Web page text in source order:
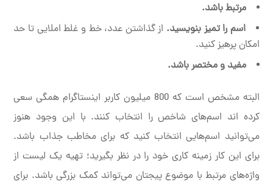
مرتبط باشد.
اسم را تمیز بنویسید. از گذاشتن عدد، خط و غلط املایی تا حد
امکان پرهیز کنید.
مفید و مختصر باشد.
البته مشخص است که 800 میلیون کاربر اینستاگرام همگی سعی
کرده اند اسم‌های شاخص را انتخاب کنند. با این وجود هنوز
می‌توانید اسم‌هایی انتخاب کنید که برای مخاطب جذاب باشد.
برای این کار زمینه کاری خود را در نظر بگیرید؛ تهیه یک لیست از
واژه‌های مرتبط با موضوع پیجتان می‌تواند کمک بزرگی باشد. برای